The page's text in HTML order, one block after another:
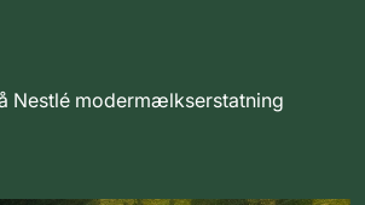
Nestlé modermælkserstatning